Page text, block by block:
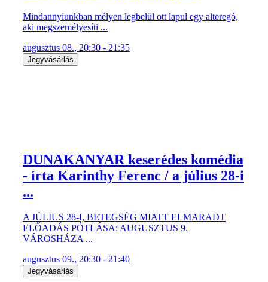
Mindannyiunkban mélyen legbelül ott lapul egy alteregó,
aki megszemélyesíti ...
augusztus 08., 20:30 - 21:35
Jegyvásárlás
DUNAKANYAR keserédes komédia
- írta Karinthy Ferenc / a július 28-i
...
A JÚLIUS 28-I, BETEGSÉG MIATT ELMARADT
ELŐADÁS PÓTLÁSA: AUGUSZTUS 9.
VÁROSHÁZA ...
augusztus 09., 20:30 - 21:40
Jegyvásárlás